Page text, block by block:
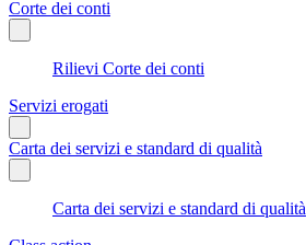
Corte dei conti
Rilievi Corte dei conti
Servizi erogati
Carta dei servizi e standard di qualità
Carta dei servizi e standard di qualità